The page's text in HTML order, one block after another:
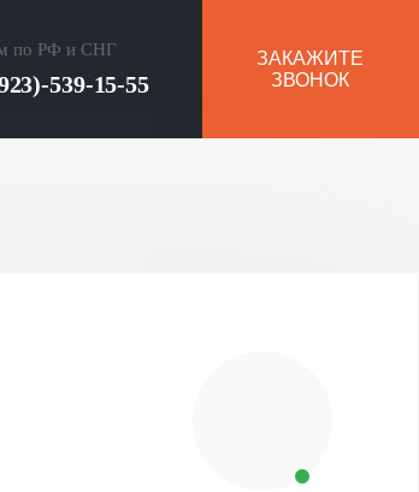
по РФ и СНГ
539-15-55
ЗАКАЖИТЕ
ЗВОНОК